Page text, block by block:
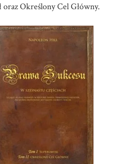
oraz Określony Cel Główny.